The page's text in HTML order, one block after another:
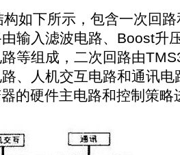
如下所示，包含一次回路
输入滤波电路、Boost升
等组成，二次回路由
、人机交互电路和通讯
的硬件主电路和控制策略